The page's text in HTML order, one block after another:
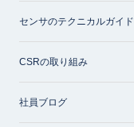
センサのテクニカルガイド
CSRの取り組み
社員ブログ